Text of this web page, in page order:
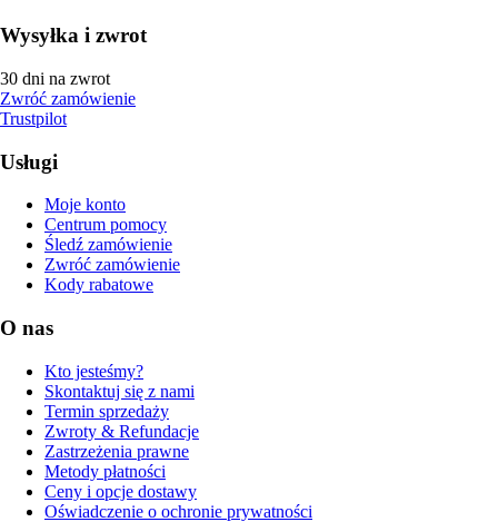
Wysyłka i zwrot
30 dni na zwrot
Zwróć zamówienie
Trustpilot
Usługi
Moje konto
Centrum pomocy
Śledź zamówienie
Zwróć zamówienie
Kody rabatowe
O nas
Kto jesteśmy?
Skontaktuj się z nami
Termin sprzedaży
Zwroty & Refundacje
Zastrzeżenia prawne
Metody płatności
Ceny i opcje dostawy
Oświadczenie o ochronie prywatności